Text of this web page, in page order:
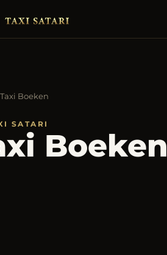
Taxi Boeken
SATARI
Boeken